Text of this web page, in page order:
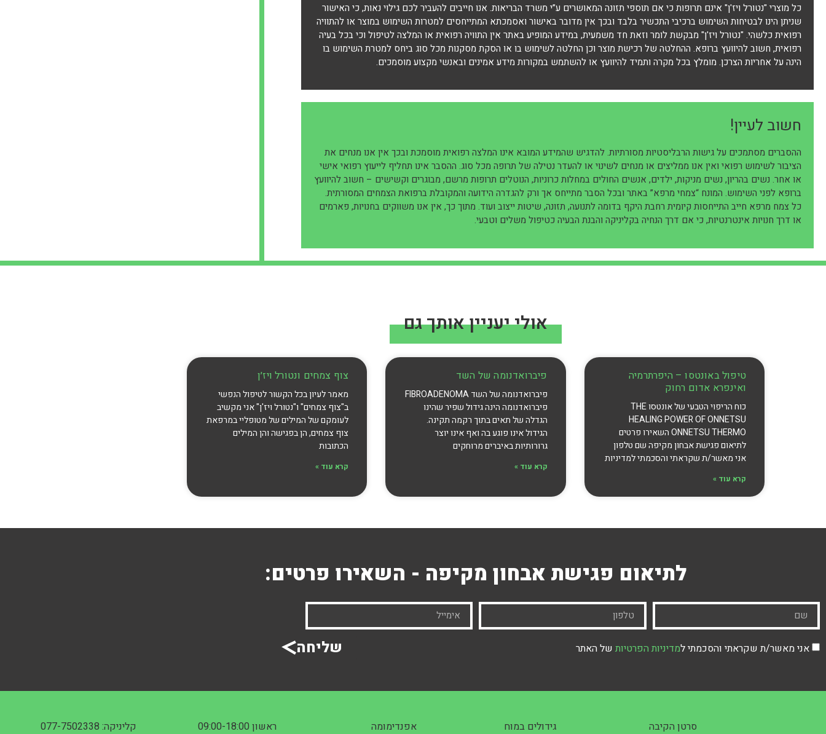
כל מוצרי "נטורל ויז'ן" אינם תרופות כי אם תוספי תזונה המאושרים ע”י משרד הבריאות. אנו חייבים להעביר לכם גילוי נאות, כי האישור
שניתן הינו לבטיחות השימוש ברכיבי התכשיר בלבד ובכך אין מדובר באישור ואסמכתא המתייחסים למטרות השימוש במוצר או להתוויה
רפואית כלשהי. "נטורל ויז'ן" מבקשת לומר וזאת חד משמעית, במידע המופיע באתר אין התוויה רפואית או המלצה לטיפול וכי בכל בעיה
רפואית, חשוב להיוועץ ברופא. ההחלטה של רכישת מוצר וכן החלטה לשימוש בו או הסקת מסקנות מכל סוג ביחס למטרת השימוש בו
הינה על אחריות הצרכן. מומלץ בכל מקרה ותמיד להיוועץ או להשתמש במקורות מידע אמינים ובאנשי מקצוע מוסמכים.
חשוב לעיין!
ההסברים מסתמכים על גישות הרבליסטיות מסורתיות. להדגיש שהמידע המובא אינו המלצה רפואית מוסמכת ובכך אין אנו מנחים את
הציבור לשימוש רפואי ואין אנו ממליצים או מנחים לשינוי או להעדר נטילה של תרופה מכל סוג. ההסבר אינו תחליף לייעוץ רפואי אישי
או אחר. נשים בהריון, נשים מניקות, ילדים, אנשים החולים במחלות כרוניות, הנוטלים תרופות מרשם, מבוגרים וקשישים – חשוב להיוועץ
ברופא לפני השימוש. המונח “צמחי מרפא” באתר ובכל הסבר מתייחס אך ורק להגדרה הידועה והמקובלת ברפואת הצמחים המסורתית.
כל צמח מרפא חייב התייחסות קיומית רחבת היקף בדומה לתנועה, תזונה, שיטות ייצוב ועוד. מתוך כך, אין אנו משווקים בחנויות, פארמים
או דרך חנויות אינטרנטיות, כי אם דרך הנחיה בקליניקה והבנת הבעיה כטיפול משלים וטבעי.
אולי יעניין אותך גם
טיפול באונטסו – היפרתרמיה
ואינפרא אדום רחוק
כוח הריפוי הטבעי של אונטסו THE
HEALING POWER OF ONNETSU
ONNETSU THERMO השאירו פרטים
לתיאום פגישת אבחון מקיפה שם טלפון
אני מאשר/ת שקראתי והסכמתי למדיניות
קרא עוד »
פיברואדנומה של השד
פיברואדנומה של השד FIBROADENOMA
פיברואדנומה הינה גידול שפיר שהינו
הגדלה של תאים בתוך רקמה תקינה.
הגידול אינו פוגע בה ואף אינו יוצר
גרורותיות באיברים מרוחקים
קרא עוד »
צוף צמחים ונטורל ויז׳ן
מאמר לעיון בכל הקשור לטיפול הנפשי
ב"צוף צמחים" ו"נטורל ויז'ן" אני מקשיב
לעומקם של המילים של מטופליי במרפאת
צוף צמחים, הן בפגישה והן המילים
הכתובות
קרא עוד »
לתיאום פגישת אבחון מקיפה - השאירו פרטים:
אני מאשר/ת שקראתי והסכמתי למדיניות הפרטיות של האתר שליחה
סרטן הקיבה גידולים במוח אפנדימומה ראשון 09:00-18:00 קליניקה: 077-7502338